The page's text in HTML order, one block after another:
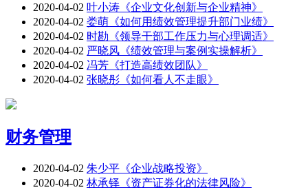
2020-04-02 叶小涛《企业文化创新与企业精神》
2020-04-02 娄萌《如何用绩效管理提升部门业绩》
2020-04-02 时勘《领导干部工作压力与心理调适》
2020-04-02 严晓风《绩效管理与案例实操解析》
2020-04-02 冯芳《打造高绩效团队》
2020-04-02 张晓彤《如何看人不走眼》
财务管理
2020-04-02 朱少平《企业战略投资》
2020-04-02 林承铎《资产证券化的法律风险》